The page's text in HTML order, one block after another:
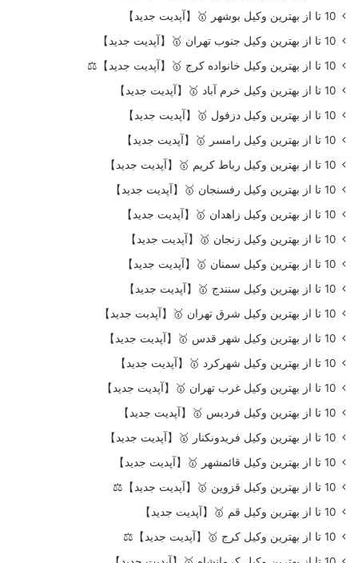
10 تا از بهترین وکیل بوشهر 🥇【آپدیت جدید】
10 تا از بهترین وکیل جنوب تهران 🥇【آپدیت جدید】
10 تا از بهترین وکیل خانواده کرج 🥇【آپدیت جدید】⚖️
10 تا از بهترین وکیل خرم آباد 🥇【آپدیت جدید】
10 تا از بهترین وکیل دزفول 🥇【آپدیت جدید】
10 تا از بهترین وکیل رامسر 🥇【آپدیت جدید】
10 تا از بهترین وکیل رباط کریم 🥇【آپدیت جدید】
10 تا از بهترین وکیل رفسنجان 🥇【آپدیت جدید】
10 تا از بهترین وکیل زاهدان 🥇【آپدیت جدید】
10 تا از بهترین وکیل زنجان 🥇【آپدیت جدید】
10 تا از بهترین وکیل سمنان 🥇【آپدیت جدید】
10 تا از بهترین وکیل سنندج 🥇【آپدیت جدید】
10 تا از بهترین وکیل شرق تهران 🥇【آپدیت جدید】
10 تا از بهترین وکیل شهر قدس 🥇【آپدیت جدید】
10 تا از بهترین وکیل شهرکرد 🥇【آپدیت جدید】
10 تا از بهترین وکیل غرب تهران 🥇【آپدیت جدید】
10 تا از بهترین وکیل فردیس 🥇【آپدیت جدید】
10 تا از بهترین وکیل فریدونکنار 🥇【آپدیت جدید】
10 تا از بهترین وکیل قائمشهر 🥇【آپدیت جدید】
10 تا از بهترین وکیل قزوین 🥇【آپدیت جدید】⚖️
10 تا از بهترین وکیل قم 🥇【آپدیت جدید】
10 تا از بهترین وکیل کرج 🥇【آپدیت جدید】⚖️